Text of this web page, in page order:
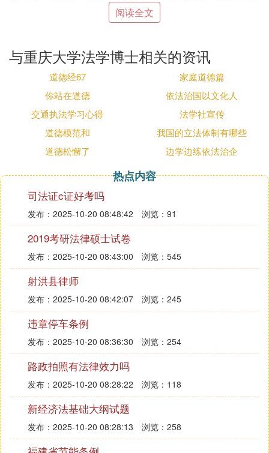
研成果获10多项省部级一、二、三等奖，并先后获得
重庆市先进工作者、重庆直辖10年建设功臣、重庆市
⑵ 重庆大学2025年博士研究生招生简章
重庆大学2025年博士研究生招生简章概述：
一、招生专业与计划
重庆大学2025年博士研究生招生涵盖工学、理学、文
学、经济学、管理学、法学、教育学、艺术学等多个
学科门类，具体招生专业及计划人数将依据教育部下
达的招生计划及学校实际情况在招生简章中详细列
出。考生需密切关注重庆大学研究生院官网发布的最
新招生信息。
二、报考条件
学历要求：考生需具备硕士学位或同等学力，并
在入学前通过规定的课程考试或论文答辩。
年龄要求：一般不超过45周岁（含），但部分
特殊专业或项目可能有不同要求。
身体健康：符合国家规定的体检标准。
学术要求：在相关领域有较好的学术基础和研究
成果，具备进行高水平科学研究的能力。
三、报名方式与时间
报名方式：考生需通过重庆大学研究生院官网的
博士研究生招生系统进行网上报名，并上传相关
证明材料。
阅读全文
与重庆大学法学博士相关的资讯
道德经67
家庭道德篇
你站在道德
依法治国以文化人
交通执法学习心得
法学社宣传
道德模范和
我国的立法体制有哪些
道德松懈了
边学边练依法治企
热点内容
司法证c证好考吗
发布：2025-10-20 08:48:42 浏览：91
2019考研法律硕士试卷
发布：2025-10-20 08:43:00 浏览：545
射洪县律师
发布：2025-10-20 08:42:07 浏览：245
违章停车条例
发布：2025-10-20 08:36:30 浏览：254
路政拍照有法律效力吗
发布：2025-10-20 08:28:22 浏览：118
新经济法基础大纲试题
发布：2025-10-20 08:28:13 浏览：258